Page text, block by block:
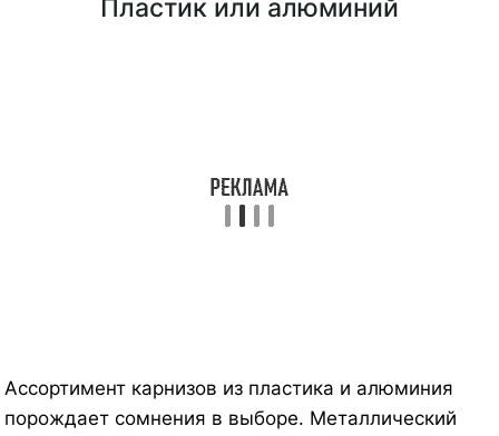
Пластик или алюминий
Ассортимент карнизов из пластика и алюминия
порождает сомнения в выборе. Металлический